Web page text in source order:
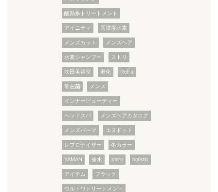
酸熱系トリートメント
アイニティ 高濃度水素
メンズカット メンズヘア
水素シャンプー ストリ
吹田美容室 老化 ReFa
常在菌 メンズ
インナービューティー
ヘッドスパ メンズヘアカタログ
メンズパーマ エヌドット
レプロナイザー 冬カラー
YAMAN 香水 shiro holistic
アイテム ブラック
ウルトワトリートメント